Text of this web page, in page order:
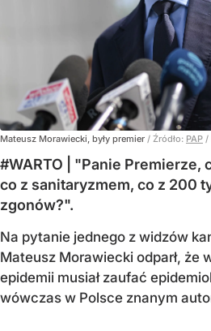
Mateusz Morawiecki, były premier / Źródło: PAP /
#WARTO | "Panie Premierze,
co z sanitaryzmem, co z 200
zgonów?".
Na pytanie jednego z widzów
Mateusz Morawiecki odparł, że
epidemii musiał zaufać
wówczas w Polsce znanym